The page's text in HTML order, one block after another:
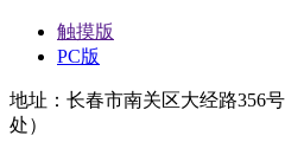
触摸版
PC版
地址：长春市南关区大经路356
处）